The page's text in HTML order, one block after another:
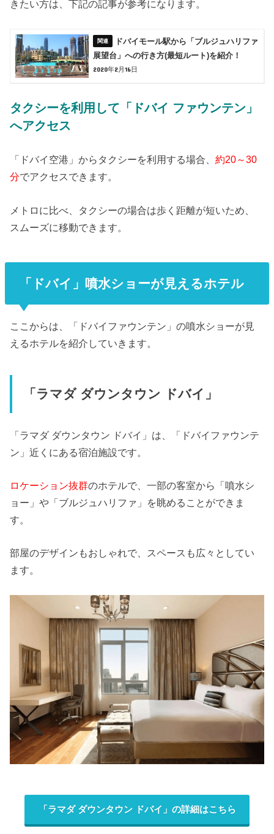
きたい方は、下記の記事が参考になります。
ドバイモール駅から「ブルジュハリファ
展望台」への行き方(最短ルート)を紹介！
2020年2月16日
タクシーを利用して「ドバイ ファウンテン」
へアクセス
「ドバイ空港」からタクシーを利用する場合、約20～30
分でアクセスできます。
メトロに比べ、タクシーの場合は歩く距離が短いため、
スムーズに移動できます。
「ドバイ」噴水ショーが見えるホテル
ここからは、「ドバイファウンテン」の噴水ショーが見
えるホテルを紹介していきます。
「ラマダ ダウンタウン ドバイ」
「ラマダ ダウンタウン ドバイ」は、「ドバイファウンテ
ン」近くにある宿泊施設です。
ロケーション抜群のホテルで、一部の客室から「噴水シ
ョー」や「ブルジュハリファ」を眺めることができま
す。
部屋のデザインもおしゃれで、スペースも広々としてい
ます。
「ラマダ ダウンタウン ドバイ」の詳細はこちら